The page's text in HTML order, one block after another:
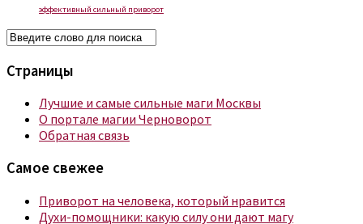
эффективный сильный приворот
Страницы
Лучшие и самые сильные маги Москвы
О портале магии Черноворот
Обратная связь
Самое свежее
Приворот на человека, который нравится
Духи-помощники: какую силу они дают магу